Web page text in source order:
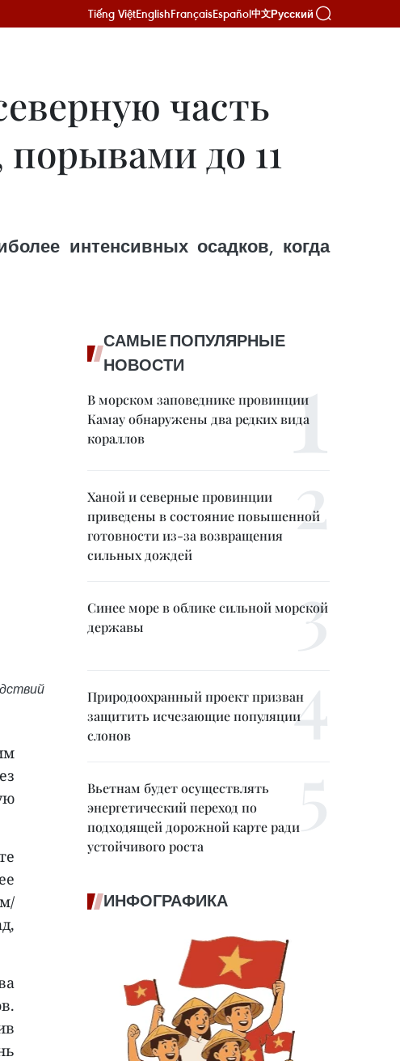
Tiếng ViệtEnglishFrançaisEspañol中文Русский
часть
порывами до 11
интенсивных осадков, когда
САМЫЕ ПОПУЛЯРНЫЕ
НОВОСТИ
В морском заповеднике провинции
Камау обнаружены два редких вида
кораллов
Ханой и северные провинции
приведены в состояние повышенной
готовности из-за возвращения
сильных дождей
Синее море в облике сильной морской
державы
Природоохранный проект призван
защитить исчезающие популяции
слонов
Вьетнам будет осуществлять
энергетический переход по
подходящей дорожной карте ради
устойчивого роста
ИНФОГРАФИКА